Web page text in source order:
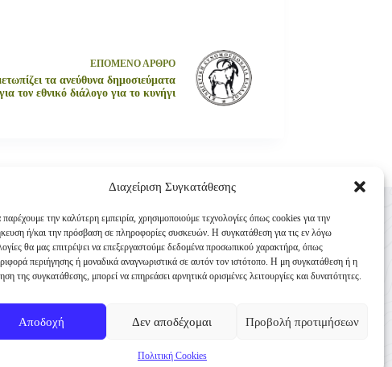
Διαχείριση Συγκατάθεσης
παρέχουμε την καλύτερη εμπειρία, χρησιμοποιούμε τεχνολογίες όπως cookies για την
ή/και την πρόσβαση σε πληροφορίες συσκευών. Η συγκατάθεση για τις εν λόγω
θα μας επιτρέψει να επεξεργαστούμε δεδομένα προσωπικού χαρακτήρα, όπως
περιήγησης ή μοναδικά αναγνωριστικά σε αυτόν τον ιστότοπο. Η μη συγκατάθεση ή η
της συγκατάθεσης, μπορεί να επηρεάσει αρνητικά ορισμένες λειτουργίες και δυνατότητες.
Αποδοχή Δεν αποδέχομαι Προβολή προτιμήσεων
Πολιτική Cookies
ΕΠΟΜΕΝΟΑΡΘΡΟ
τα ανεύθυνα δημοσιεύματα
τον εθνικό διάλογο για το κυνήγι
Επικοινωνία
Κυνηγετική Συνομοσπονδία Ελλάδος
Παναγή Τσαλδάρη 4
TK 10431 Αθήνα